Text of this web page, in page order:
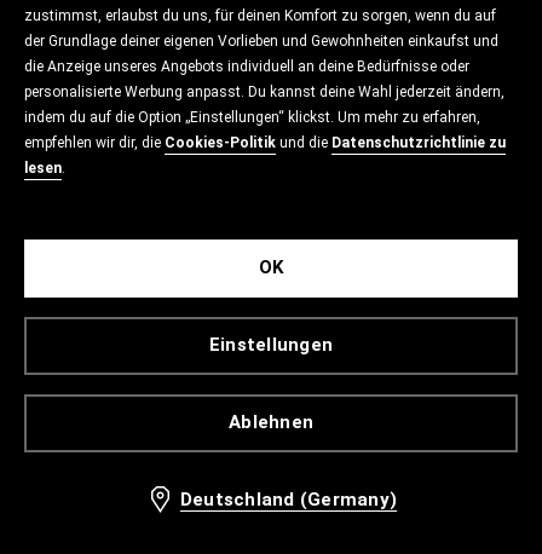
zustimmst, erlaubst du uns, für deinen Komfort zu sorgen, wenn du auf
der Grundlage deiner eigenen Vorlieben und Gewohnheiten einkaufst und
die Anzeige unseres Angebots individuell an deine Bedürfnisse oder
personalisierte Werbung anpasst. Du kannst deine Wahl jederzeit ändern,
indem du auf die Option „Einstellungen“ klickst. Um mehr zu erfahren,
empfehlen wir dir, die Cookies-Politik und die Datenschutzrichtlinie zu
lesen.
Ablehnen
Einstellungen
OK
Deutschland (Germany)